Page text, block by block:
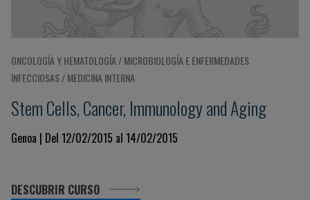
ONCOLOGÍA Y HEMATOLOGÍA / MICROBIOLOGÍA E ENFERMEDADES
INFECCIOSAS / MEDICINA INTERNA
Stem Cells, Cancer, Immunology and Aging
Genoa | Del 12/02/2015 al 14/02/2015
DESCUBRIR CURSO